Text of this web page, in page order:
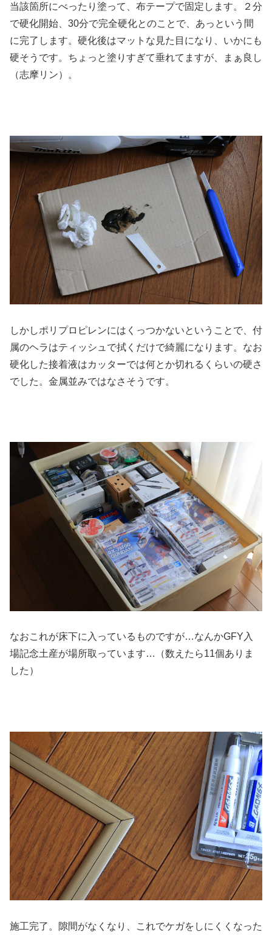
当該箇所にべったり塗って、布テープで固定します。２分
で硬化開始、30分で完全硬化とのことで、あっという間
に完了します。硬化後はマットな見た目になり、いかにも
硬そうです。ちょっと塗りすぎて垂れてますが、まぁ良し
（志摩リン）。
しかしポリプロピレンにはくっつかないということで、付
属のヘラはティッシュで拭くだけで綺麗になります。なお
硬化した接着液はカッターでは何とか切れるくらいの硬さ
でした。金属並みではなさそうです。
なおこれが床下に入っているものですが…なんかGFY入
場記念土産が場所取っています…（数えたら11個ありま
した）
施工完了。隙間がなくなり、これでケガをしにくくなった